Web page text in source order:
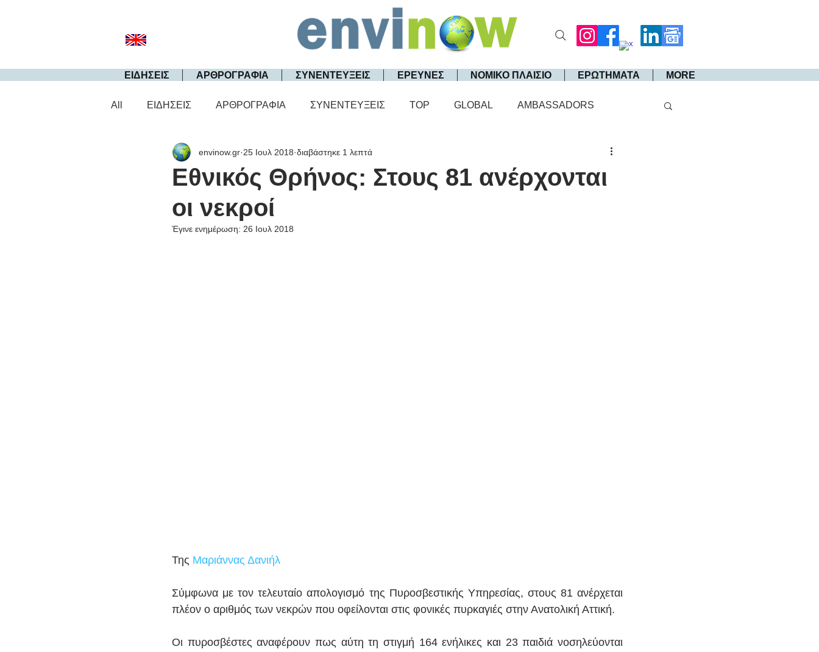
ΕΙΔΗΣΕΙΣ ΑΡΘΡΟΓΡΑΦΙΑ ΣΥΝΕΝΤΕΥΞΕΙΣ ΕΡΕΥΝΕΣ ΝΟΜΙΚΟ ΠΛΑΙΣΙΟ ΕΡΩΤΗΜΑΤΑ MORE
All ΕΙΔΗΣΕΙΣ ΑΡΘΡΟΓΡΑΦΙΑ ΣΥΝΕΝΤΕΥΞΕΙΣ TOP GLOBAL AMBASSADORS
Εθνικός Θρήνος: Στους 81 ανέρχονται
οι νεκροί
envinow.gr 25 Ιουλ 2018 διαβάστηκε 1 λεπτά
Έγινε ενημέρωση: 26 Ιουλ 2018
Της Μαριάννας Δανιήλ
Σύμφωνα με τον τελευταίο απολογισμό της Πυροσβεστικής Υπηρεσίας, στους 81 ανέρχεται
πλέον ο αριθμός των νεκρών που οφείλονται στις φονικές πυρκαγιές στην Ανατολική Αττική.
Οι πυροσβέστες αναφέρουν πως αύτη τη στιγμή 164 ενήλικες και 23 παιδιά νοσηλεύονται